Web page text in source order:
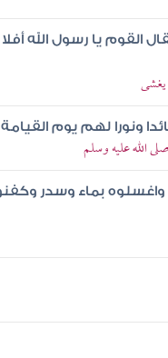
يا رسول الله
يغشى
ونورا لهم يوم القيامة
الله عليه وسلم
واغسلوه بماء وسدر